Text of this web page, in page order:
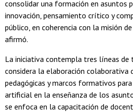
consolidar una formación en asuntos
innovación, pensamiento crítico y
público, en coherencia con la misión
afirmó.
La iniciativa contempla tres líneas de
considera la elaboración colaborativa
pedagógicas y marcos formativos
artificial en la enseñanza de los
se enfoca en la capacitación de